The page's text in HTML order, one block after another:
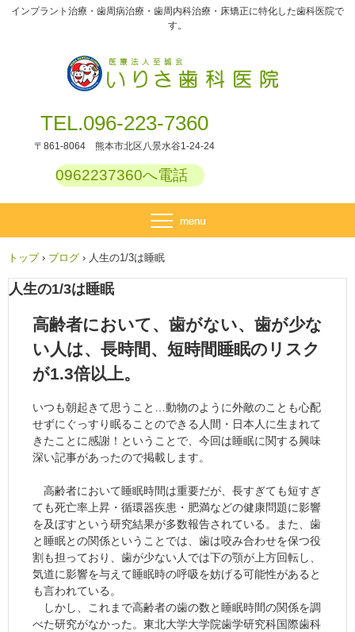
インプラント治療・歯周病治療・歯周内科治療・床矯正に特化した歯科医院で
す。
TEL.096-223-7360
〒861-8064 熊本市北区八景水谷1-24-24
0962237360へ電話
トップ › ブログ › 人生の1/3は睡眠
人生の1/3は睡眠
高齢者において、歯がない、歯が少な
い人は、長時間、短時間睡眠のリスク
が1.3倍以上。
いつも朝起きて思うこと…動物のように外敵のことも心配
せずにぐっすり眠ることのできる人間・日本人に生まれて
きたことに感謝！ということで、今回は睡眠に関する興味
深い記事があったので掲載します。
高齢者において睡眠時間は重要だが、長すぎても短すぎ
ても死亡率上昇・循環器疾患・肥満などの健康問題に影響
を及ぼすという研究結果が多数報告されている。また、歯
と睡眠との関係ということでは、歯は咬み合わせを保つ役
割も担っており、歯が少ない人では下の顎が上方回転し、
気道に影響を与えて睡眠時の呼吸を妨げる可能性があると
も言われている。
しかし、これまで高齢者の歯の数と睡眠時間の関係を調
べた研究がなかった。東北大学大学院歯学研究科国際歯科